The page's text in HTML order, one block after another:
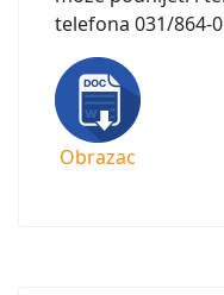
telefona 031/864-
Obrazac